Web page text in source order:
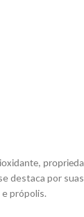
destaca por
própolis.